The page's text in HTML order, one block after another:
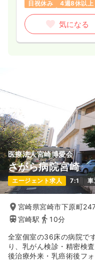
日祝休み 4週8休以上
気になる
医療法人宮崎博愛会
さがら病院宮崎
エージェント求人 7:1 車
宮崎県宮崎市下原町
宮崎駅
10分
全室個室の36床の病院で
り、乳がん検診・精密検
後治療外来・乳癌術後フ